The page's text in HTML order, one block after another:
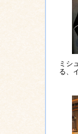
ミシ
る、